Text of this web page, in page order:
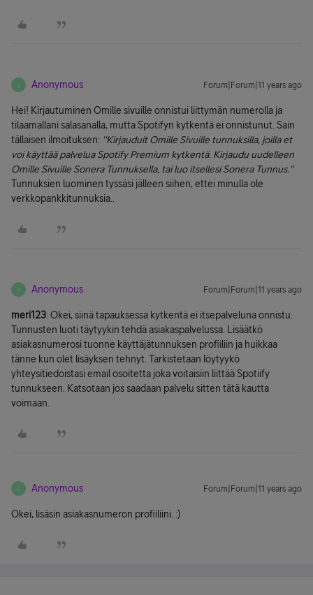
A Anonymous Forum|Forum|11 years ago
Hei! Kirjautuminen Omille sivuille onnistui liittymän numerolla ja
tilaamallani salasanalla, mutta Spotifyn kytkentä ei onnistunut. Sain
tällaisen ilmoituksen: ''Kirjauduit Omille Sivuille tunnuksilla, joilla et
voi käyttää palvelua Spotify Premium kytkentä. Kirjaudu uudelleen
Omille Sivuille Sonera Tunnuksella, tai luo itsellesi Sonera Tunnus.''
Tunnuksien luominen tyssäsi jälleen siihen, ettei minulla ole
verkkopankkitunnuksia..
A Anonymous Forum|Forum|11 years ago
meri123: Okei, siinä tapauksessa kytkentä ei itsepalveluna onnistu.
Tunnusten luoti täytyykin tehdä asiakaspalvelussa. Lisäätkö
asiakasnumerosi tuonne käyttäjätunnuksen profiiliin ja huikkaa
tänne kun olet lisäyksen tehnyt. Tarkistetaan löytyykö
yhteysitiedoistasi email osoitetta joka voitaisiin liittää Spotiify
tunnukseen. Katsotaan jos saadaan palvelu sitten tätä kautta
voimaan.
A Anonymous Forum|Forum|11 years ago
Okei, lisäsin asiakasnumeron profiiliini. :)